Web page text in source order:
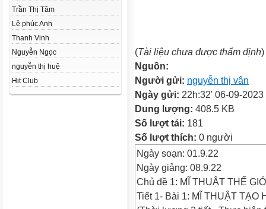
Trần Thị Tâm
Lê phúc Anh
Thanh Vinh
Nguyễn Ngọc
nguyễn thị huệ
Hit Club
(Tài liệu chưa được thẩm định)
Nguồn:
Người gửi: nguyễn thị vân
Ngày gửi: 22h:32' 06-09-2023
Dung lượng: 408.5 KB
Số lượt tải: 181
Số lượt thích: 0 người
Ngày soạn: 01.9.22
Ngày giảng: 08.9.22
Chủ đề 1: MĨ THUẬT THẾ
Tiết 1- Bài 1: MĨ THUẬT TẠO